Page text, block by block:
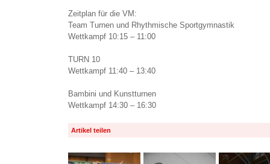
Zeitplan für die VM:
Team Turnen und Rhythmische Sportgymnastik
Wettkampf 10:15 – 11:00
TURN 10
Wettkampf 11:40 – 13:40
Bambini und Kunstturnen
Wettkampf 14:30 – 16:30
Artikel teilen